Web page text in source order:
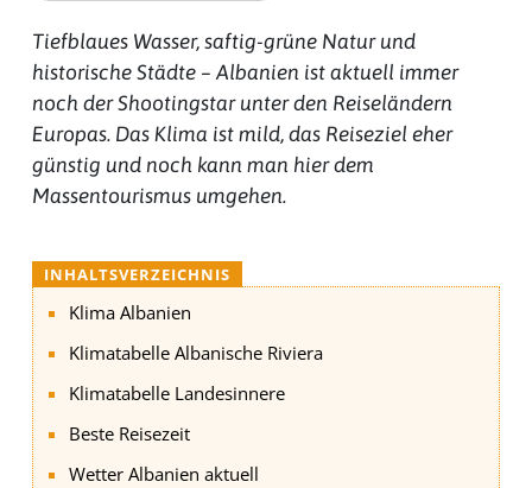
Tiefblaues Wasser, saftig-grüne Natur und
historische Städte – Albanien ist aktuell immer
noch der Shootingstar unter den Reiseländern
Europas. Das Klima ist mild, das Reiseziel eher
günstig und noch kann man hier dem
Massentourismus umgehen.
INHALTSVERZEICHNIS
Klima Albanien
Klimatabelle Albanische Riviera
Klimatabelle Landesinnere
Beste Reisezeit
Wetter Albanien aktuell